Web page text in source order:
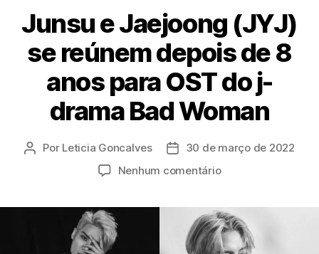
B
R
E
A
K
t
e
g
o
r
i
a
Junsu e Jaejoong (JYJ)
se reúnem depois de 8
anos para OST do j-
drama Bad Woman
A
r
Por Leticia Goncalves
D
d
30 de março de 2022
Nenhum comentárioe
u
n
s